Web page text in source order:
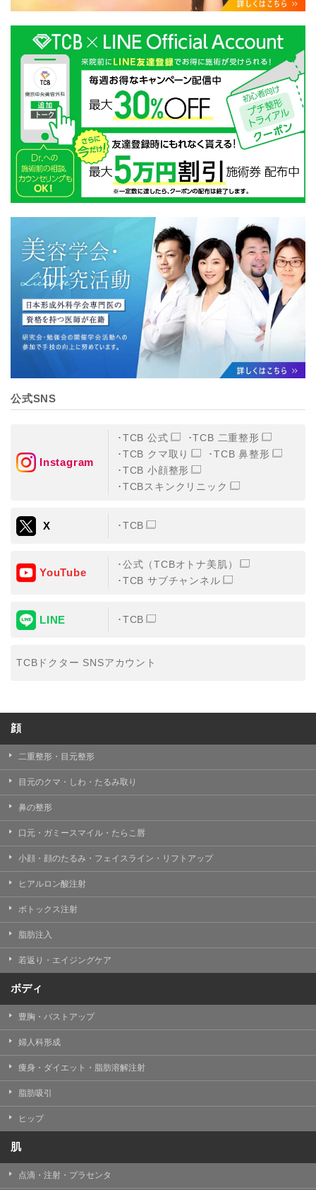
公式SNS
Instagram
TCB 公式
TCB 二重整形
TCB クマ取り
TCB 鼻整形
TCB 小顔整形
TCBスキンクリニック
X TCB
YouTube
公式（TCBオトナ美肌）
TCB サブチャンネル
LINE TCB
TCBドクター SNSアカウント
顔
二重整形・目元整形
目元のクマ・しわ・たるみ取り
鼻の整形
口元・ガミースマイル・たらこ唇
小顔・顔のたるみ・フェイスライン・リフトアップ
ヒアルロン酸注射
ボトックス注射
脂肪注入
若返り・エイジングケア
ボディ
豊胸・バストアップ
婦人科形成
痩身・ダイエット・脂肪溶解注射
脂肪吸引
ヒップ
肌
点滴・注射・プラセンタ